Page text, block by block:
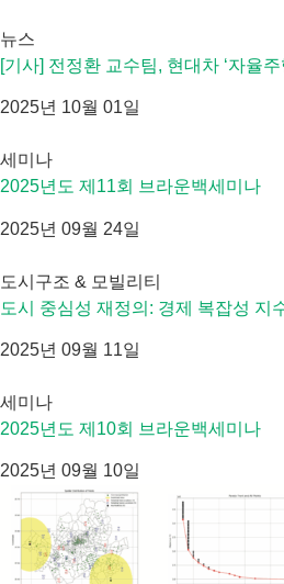
뉴스
[기사] 전정환 교수팀, 현대차 ‘자율
2025년 10월 01일
세미나
2025년도 제11회 브라운백세미나
2025년 09월 24일
도시구조 & 모빌리티
도시 중심성 재정의: 경제 복잡성 지
2025년 09월 11일
세미나
2025년도 제10회 브라운백세미나
2025년 09월 10일